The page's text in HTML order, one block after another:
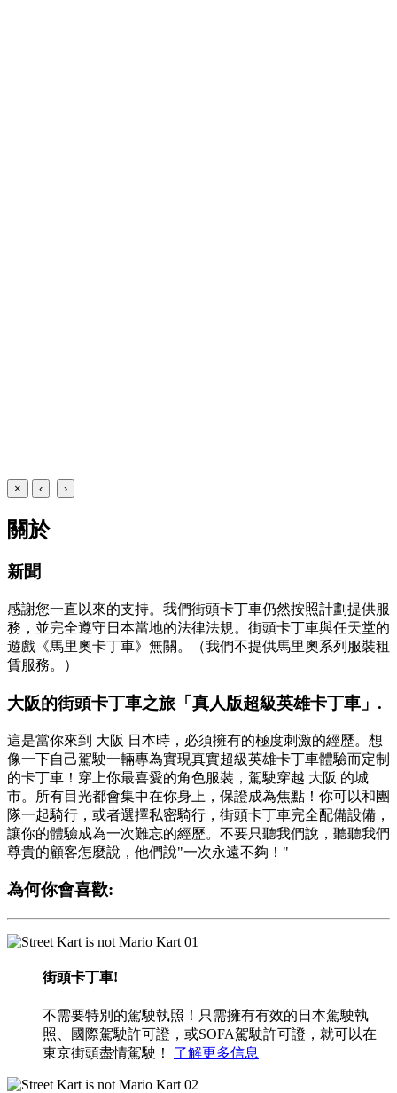
× ‹ ›
關於
新聞
感謝您一直以來的支持。我們街頭卡丁車仍然按照計劃提供服
務，並完全遵守日本當地的法律法規。街頭卡丁車與任天堂的
遊戲《馬里奧卡丁車》無關。（我們不提供馬里奧系列服裝租
賃服務。）
大阪的街頭卡丁車之旅「真人版超級英雄卡丁車」.
這是當你來到 大阪 日本時，必須擁有的極度刺激的經歷。想
像一下自己駕駛一輛專為實現真實超級英雄卡丁車體驗而定制
的卡丁車！穿上你最喜愛的角色服裝，駕駛穿越 大阪 的城
市。所有目光都會集中在你身上，保證成為焦點！你可以和團
隊一起騎行，或者選擇私密騎行，街頭卡丁車完全配備設備，
讓你的體驗成為一次難忘的經歷。不要只聽我們說，聽聽我們
尊貴的顧客怎麼說，他們說"一次永遠不夠！"
為何你會喜歡:
01
街頭卡丁車!
不需要特別的駕駛執照！只需擁有有效的日本駕駛執
照、國際駕駛許可證，或SOFA駕駛許可證，就可以在
東京街頭盡情駕駛！ 了解更多信息
02